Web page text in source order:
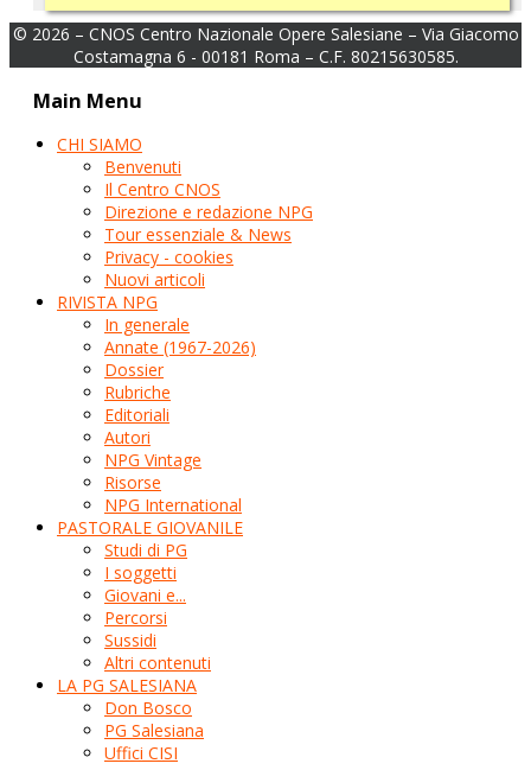
© 2026 – CNOS Centro Nazionale Opere Salesiane – Via Giacomo
Costamagna 6 - 00181 Roma – C.F. 80215630585.
Main Menu
CHI SIAMO
Benvenuti
Il Centro CNOS
Direzione e redazione NPG
Tour essenziale & News
Privacy - cookies
Nuovi articoli
RIVISTA NPG
In generale
Annate (1967-2026)
Dossier
Rubriche
Editoriali
Autori
NPG Vintage
Risorse
NPG International
PASTORALE GIOVANILE
Studi di PG
I soggetti
Giovani e...
Percorsi
Sussidi
Altri contenuti
LA PG SALESIANA
Don Bosco
PG Salesiana
Uffici CISI